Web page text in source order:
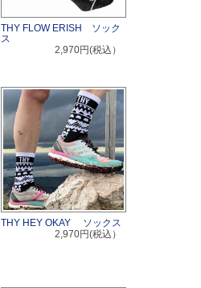
THY FLOW ERISH ソック
ス
2,970円(税込）
THY HEY OKAY ソックス
2,970円(税込）